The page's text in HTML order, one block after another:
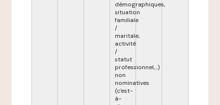
démographiques,
situation
familiale
/
maritale,
activité
/
statut
professionnel,...)
non
nominatives
(c'est-
à-